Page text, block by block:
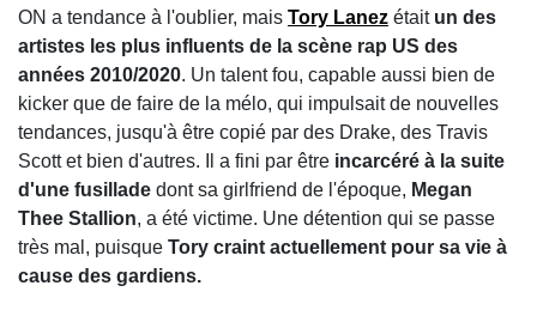
ON a tendance à l'oublier, mais Tory Lanez étaitun des
artistes les plus influents de la scène rap US des
années 2010/2020. Un talent fou, capable aussi bien de
kicker que de faire de la mélo, qui impulsait de nouvelles
tendances, jusqu'à être copié par des Drake, des Travis
Scott et bien d'autres. Il a fini par être incarcéré à la suite
d'une fusillade dont sa girlfriend de l'époque, Megan
Thee Stallion, a été victime. Une détention qui se passe
très mal, puisque Tory craint actuellement pour sa vie à
cause des gardiens.